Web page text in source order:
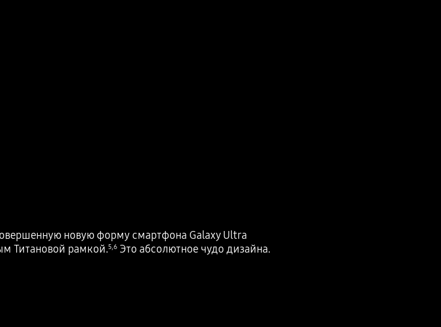
новую форму смартфона Galaxy Ultra
Титановой рамкой.5,6 Это абсолютное чудо дизайна.